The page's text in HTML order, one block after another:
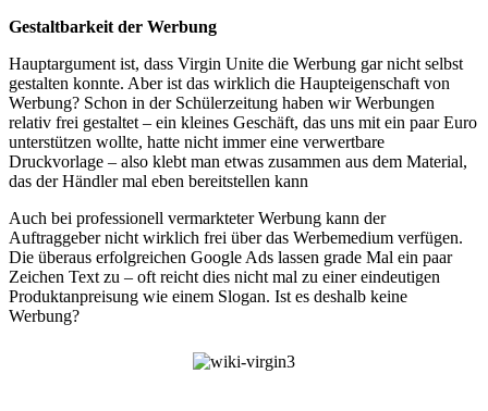
Gestaltbarkeit der Werbung
Hauptargument ist, dass Virgin Unite die Werbung gar nicht selbst
gestalten konnte. Aber ist das wirklich die Haupteigenschaft von
Werbung? Schon in der Schülerzeitung haben wir Werbungen
relativ frei gestaltet – ein kleines Geschäft, das uns mit ein paar Euro
unterstützen wollte, hatte nicht immer eine verwertbare
Druckvorlage – also klebt man etwas zusammen aus dem Material,
das der Händler mal eben bereitstellen kann
Auch bei professionell vermarkteter Werbung kann der
Auftraggeber nicht wirklich frei über das Werbemedium verfügen.
Die überaus erfolgreichen Google Ads lassen grade Mal ein paar
Zeichen Text zu – oft reicht dies nicht mal zu einer eindeutigen
Produktanpreisung wie einem Slogan. Ist es deshalb keine
Werbung?